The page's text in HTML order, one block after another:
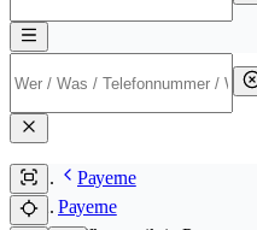
Payerne
Payerne